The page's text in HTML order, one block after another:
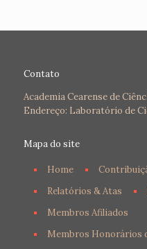
Contato
Academia Cearense de
Endereço: Laboratório de
Mapa do site
Home
Relatórios & Atas
Membros Afiliados
Membros Honorários